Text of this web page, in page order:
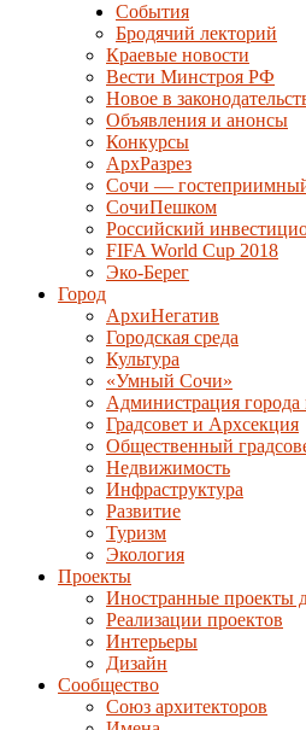
События
Бродячий лекторий
Краевые новости
Вести Минстроя РФ
Новое в
Объявления и анонсы
Конкурсы
АрхРазрез
Сочи —
СочиПешком
Российский
FIFA World Cup 2018
Эко-Берег
Город
АрхиНегатив
Городская среда
Культура
«Умный Сочи»
Администрация
Градсовет и Архсекция
Общественный
Недвижимость
Инфраструктура
Развитие
Туризм
Экология
Проекты
Иностранные проекты
Реализации проектов
Интерьеры
Дизайн
Сообщество
Союз архитекторов